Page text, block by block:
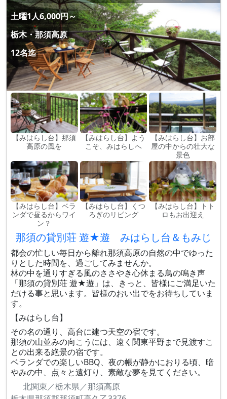
土曜1人6,000円～
栃木・那須高原
12名迄
【みはらし台】那須
高原の風を
【みはらし台】よう
こそ、みはらしへ
【みはらし台】お部
屋の中からの壮大な
景色
【みはらし台】ベラ
ンダで昼るからワイ
ン？
【みはらし台】くつ
ろぎのリビング
【みはらし台】トト
ロもお出迎え
那須の貸別荘 遊★遊 みはらし台＆もみじ
都会の忙しい毎日から離れ那須高原の自然の中でゆった
りとした時間を、過ごしてみませんか。
林の中を通りすぎる風のささやき心休まる鳥の鳴き声
「那須の貸別荘 遊★遊」は、きっと、皆様にご満足いた
だける事と思います。皆様のおい出でをお待ちしていま
す。
【みはらし台】
その名の通り、高台に建つ天空の宿です。
那須の山並みの向こうには、遠く関東平野まで見渡すこ
との出来る絶景の宿です。
ベランダでの楽しいBBQ、夜の帳が静かにおりる頃、暗
やみの中、点々と遠灯り、素敵な夢を見てください。
北関東／栃木県／那須高原